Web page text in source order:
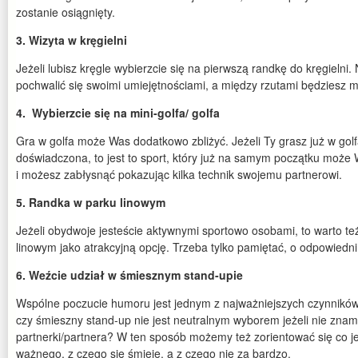
zostanie osiągnięty.
3. Wizyta w kręgielni
Jeżeli lubisz kręgle wybierzcie się na pierwszą randkę do kręgielni.
pochwalić się swoimi umiejętnościami, a między rzutami będziesz
4. Wybierzcie się na mini-golfa/ golfa
Gra w golfa może Was dodatkowo zbliżyć. Jeżeli Ty grasz już w
doświadczona, to jest to sport, który już na samym początku może
i możesz zabłysnąć pokazując kilka technik swojemu partnerowi.
5. Randka w parku linowym
Jeżeli obydwoje jesteście aktywnymi sportowo osobami, to warto
linowym jako atrakcyjną opcję. Trzeba tylko pamiętać, o
6. Weźcie udział w śmiesznym stand-upie
Wspólne poczucie humoru jest jednym z najważniejszych
czy śmieszny stand-up nie jest neutralnym wyborem jeżeli nie
partnerki/partnera? W ten sposób możemy też zorientować się co
ważnego, z czego się śmieje, a z czego nie za bardzo.